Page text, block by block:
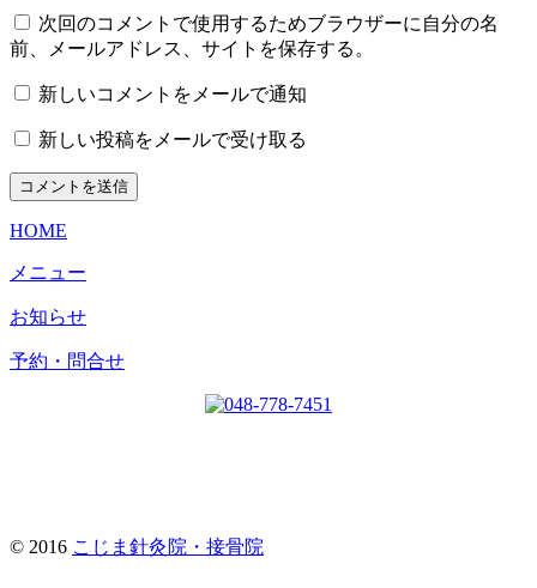
次回のコメントで使用するためブラウザーに自分の名
前、メールアドレス、サイトを保存する。
新しいコメントをメールで通知
新しい投稿をメールで受け取る
HOME
メニュー
お知らせ
予約・問合せ
© 2016 こじま針灸院・接骨院